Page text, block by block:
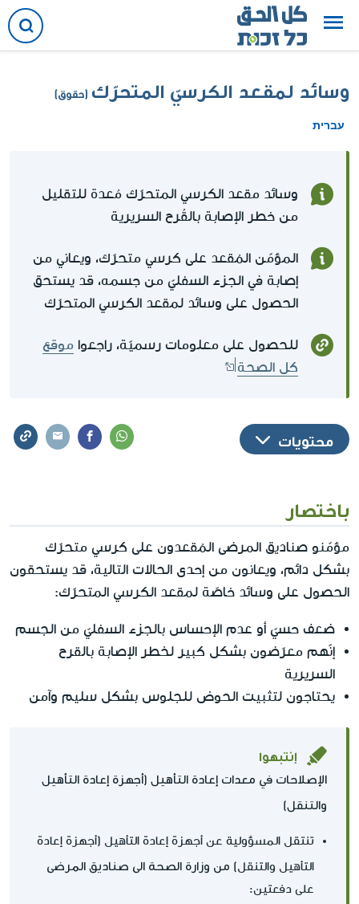
وسائد لمقعد الكرسيّ المتحرّك (حقوق)
עברית
وسائد مقعد الكرسي المتحرّك مُعدة للتقليل
من خطر الإصابة بالقُرح السريرية
المؤمّن المُقعد على كرسي متحرّك، ويعاني من
إصابة في الجزء السفليّ من جسمه، قد يستحق
الحصول على وسائد لمقعد الكرسي المتحرّك
للحصول على معلومات رسميّة، راجعوا موقع
كل الصحة
محتويات
باختصار
مؤمّنو صناديق المرضى المُقعدون على كرسي متحرّك
بشكل دائم، ويعانون من إحدى الحالات التالية، قد يستحقون
الحصول على وسائد خاصّة لمقعد الكرسي المتحرّك:
ضعف حسيّ أو عدم الإحساس بالجزء السفليّ من الجسم
إنّهم معرّضون بشكل كبير لخطر الإصابة بالقرح
السريرية
يحتاجون لتثبيت الحوض للجلوس بشكل سليم وآمن
إنتبهوا
الإصلاحات في معدات إعادة التأهيل (أجهزة إعادة التأهيل
والتنقل)
تنتقل المسؤولية عن أجهزة إعادة التأهيل (أجهزة إعادة
التأهيل والتنقل) من وزارة الصحة الى صناديق المرضى
على دفعتين: